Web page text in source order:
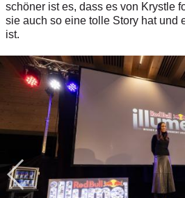
schöner ist es, dass es von Krystle
sie auch so eine tolle Story hat und
ist.